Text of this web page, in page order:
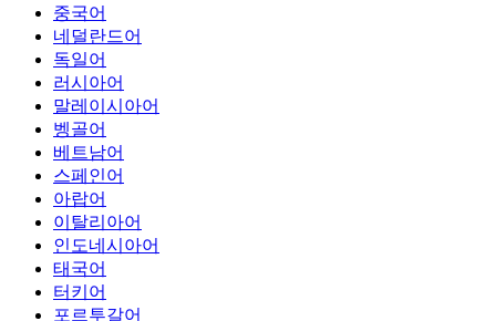
중국어
네덜란드어
독일어
러시아어
말레이시아어
벵골어
베트남어
스페인어
아랍어
이탈리아어
인도네시아어
태국어
터키어
포르투갈어